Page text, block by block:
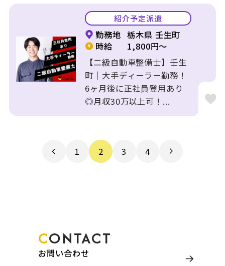
紹介予定派遣
勤務地 栃木県 壬生町
時給
1,800円～
【二級自動車整備士】壬生
町｜大手ディーラー勤務！
6ヶ月後に正社員登用あり
◎月収30万以上可！...
1 2 3 4
CONTACT
お問い合わせ